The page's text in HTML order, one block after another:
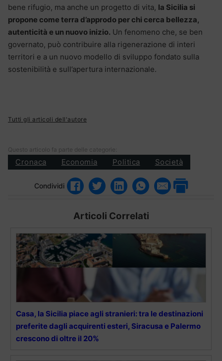
bene rifugio, ma anche un progetto di vita, la Sicilia si
propone come terra d’approdo per chi cerca bellezza,
autenticità e un nuovo inizio. Un fenomeno che, se ben
governato, può contribuire alla rigenerazione di interi
territori e a un nuovo modello di sviluppo fondato sulla
sostenibilità e sull’apertura internazionale.
Tutti gli articoli dell'autore
Questo articolo fa parte delle categorie:
Cronaca Economia Politica Società
Condividi
Articoli Correlati
Casa, la Sicilia piace agli stranieri: tra le destinazioni
preferite dagli acquirenti esteri, Siracusa e Palermo
crescono di oltre il 20%